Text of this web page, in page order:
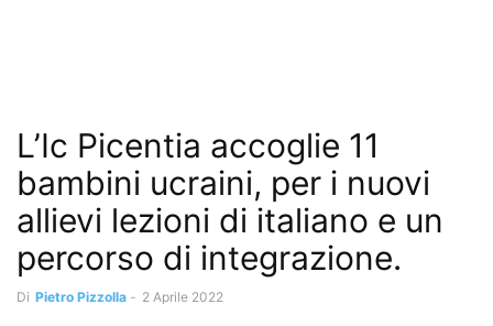
L’Ic Picentia accoglie 11
bambini ucraini, per i nuovi
allievi lezioni di italiano e un
percorso di integrazione.
Di Pietro Pizzolla - 2 Aprile 2022